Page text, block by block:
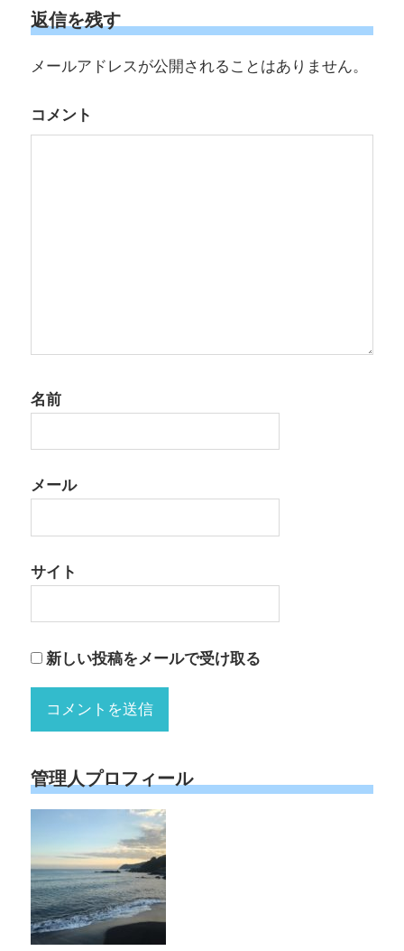
ゲ
ー
ョ
返信を残す
メールアドレスが公開されることはありません。
コメント
名前
メール
サイト
新しい投稿をメールで受け取る
管理人プロフィール